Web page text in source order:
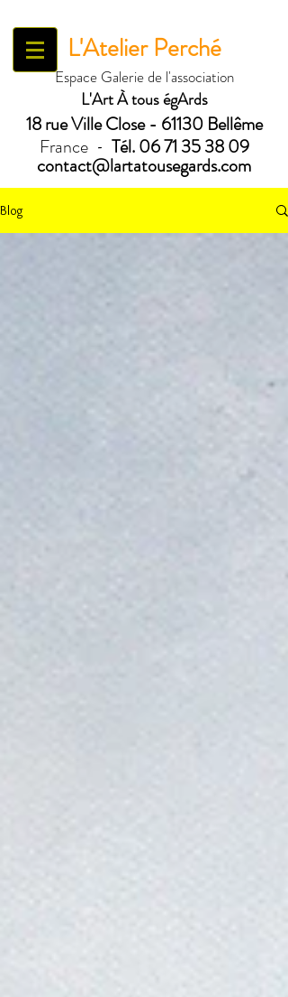
L'Atelier Perché
Espace Galerie de l'association
L'Art À tous égArds
18 rue Ville Close - 61130 Bellême
France- Tél.06 71 35 38 09
contact@lartatousegards.com
Blog